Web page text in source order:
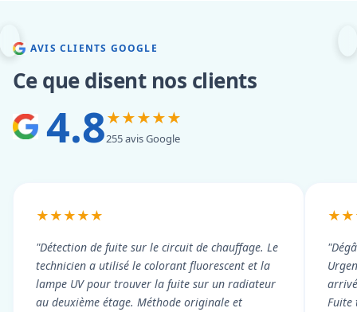
AVIS CLIENTS GOOGLE
Ce que disent nos clients
4.8★★★★★
255 avis Google
★★★★★
"Détection de fuite sur le circuit de chauffage. Le
technicien a utilisé le colorant fluorescent et la
lampe UV pour trouver la fuite sur un radiateur
au deuxième étage. Méthode originale et
Fuite